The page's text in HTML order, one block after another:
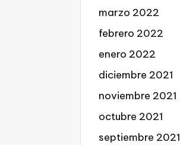
marzo 2022
febrero 2022
enero 2022
diciembre 2021
noviembre 2021
octubre 2021
septiembre 2021